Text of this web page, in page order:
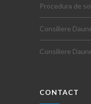
Procedura de
Consiliere
Consiliere
CONTACT